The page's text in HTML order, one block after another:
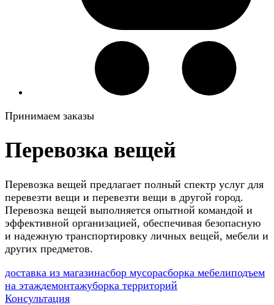
Принимаем заказы
Перевозка вещей
Перевозка вещей предлагает полный спектр услуг для
перевезти вещи и перевезти вещи в другой город.
Перевозка вещей выполняется опытной командой и
эффективной организацией, обеспечивая безопасную
и надежную транспортировку личных вещей, мебели и
других предметов.
доставка из магазинасбор мусорасборка мебелиподъем
на этаждемонтажуборка территорий
Консультация